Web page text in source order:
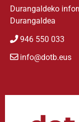
Durangaldeko
Durangaldea
946 550 033
info@dotb.eus